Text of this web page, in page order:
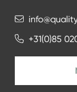
+31(0)85